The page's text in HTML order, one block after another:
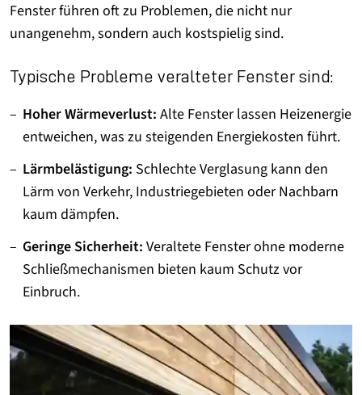
Fenster führen oft zu Problemen, die nicht nur
unangenehm, sondern auch kostspielig sind.
Typische Probleme veralteter Fenster sind:
Hoher Wärmeverlust: Alte Fenster lassen Heizenergie
entweichen, was zu steigenden Energiekosten führt.
Lärmbelästigung: Schlechte Verglasung kann den
Lärm von Verkehr, Industriegebieten oder Nachbarn
kaum dämpfen.
Geringe Sicherheit: Veraltete Fenster ohne moderne
Schließmechanismen bieten kaum Schutz vor
Einbruch.